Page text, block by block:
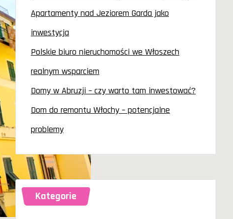
Apartamenty nad Jeziorem Garda jako
inwestycja
Polskie biuro nieruchomości we Włoszech
realnym wsparciem
Domy w Abruzji – czy warto tam inwestować?
Dom do remontu Włochy – potencjalne
problemy
Kategorie